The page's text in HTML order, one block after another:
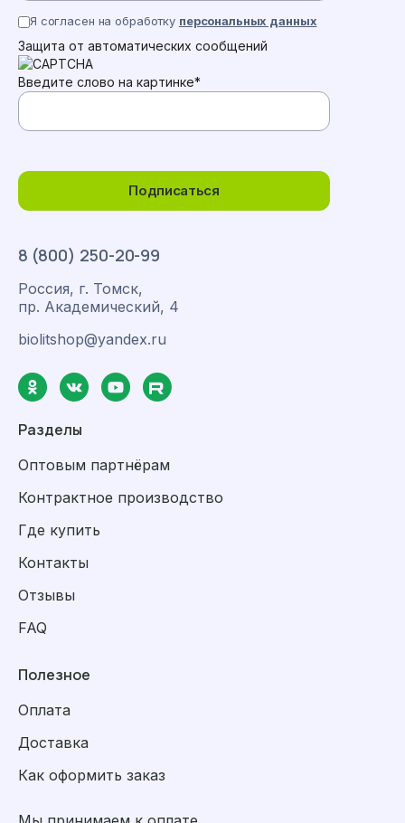
8 (800) 250-20-99
Россия, г. Томск,
пр. Академический, 4
biolitshop@yandex.ru
Разделы
Оптовым партнёрам
Контрактное производство
Где купить
Контакты
Отзывы
FAQ
Полезное
Оплата
Доставка
Как оформить заказ
Подписаться
Я согласен на обработку персональных данных
Защита от автоматических сообщений
Введите слово на картинке*